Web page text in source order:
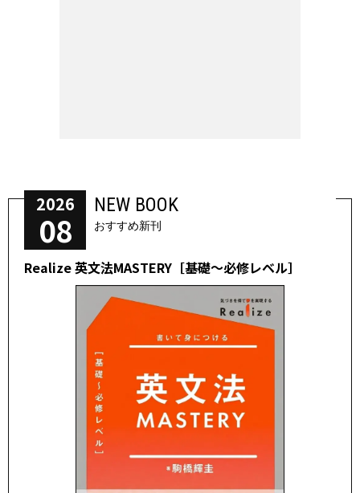
2026
08
NEW BOOK
おすすめ新刊
Realize 英文法MASTERY［基礎～必修レベル］